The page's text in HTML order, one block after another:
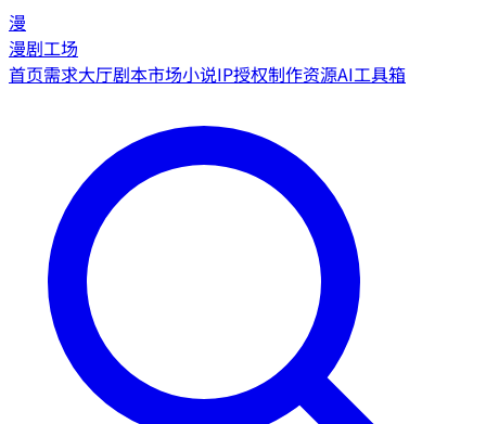
漫
漫剧工场
首页需求大厅剧本市场小说IP授权制作资源AI工具箱